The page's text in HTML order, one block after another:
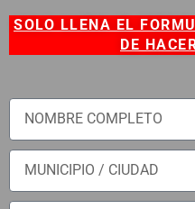
SOLO LLENA EL
DE